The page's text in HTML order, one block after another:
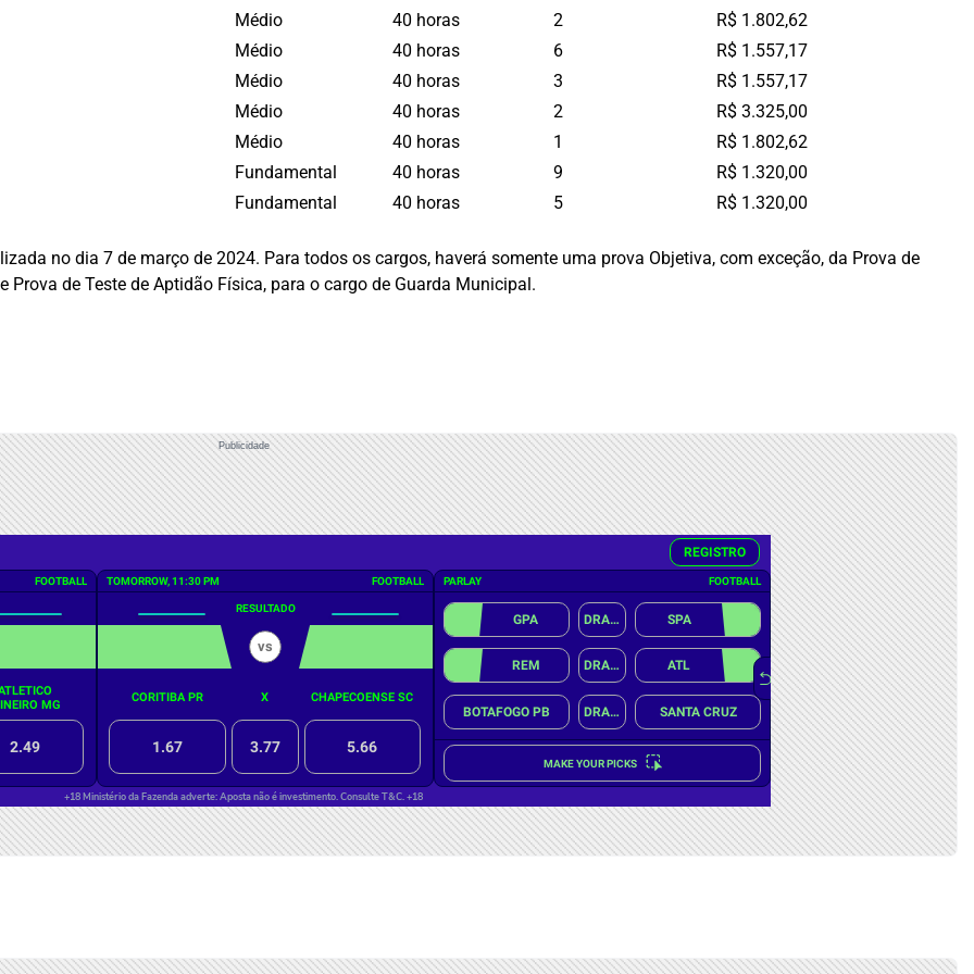
Médio 40 horas 2
R$ 1.802,62
Médio
40 horas 6
R$ 1.557,17
Médio
40 horas 3
R$ 1.557,17
Médio
40 horas 2
R$ 3.325,00
Médio
40 horas 1
R$ 1.802,62
Fundamental
40 horas 9
R$ 1.320,00
Fundamental
40 horas 5 R$ 1.320,00
no dia 7 de março de 2024. Para todos os cargos, haverá somente uma prova Objetiva, com exceção, da Prova de
de Teste de Aptidão Física, para o cargo de Guarda Municipal.
Publicidade